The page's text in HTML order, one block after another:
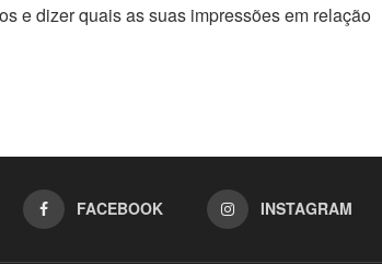
e dizer quais as suas impressões em relação
FACEBOOK INSTAGRAM